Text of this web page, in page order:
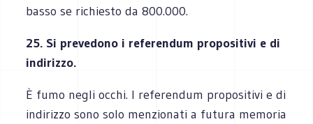
basso se richiesto da 800.000.
25. Si prevedono i referendum propositivi e di
indirizzo.
È fumo negli occhi. I referendum propositivi e di
indirizzo sono solo menzionati a futura memoria